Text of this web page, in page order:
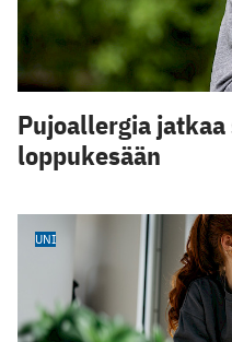
Pujoallergia
loppukesään
UNI